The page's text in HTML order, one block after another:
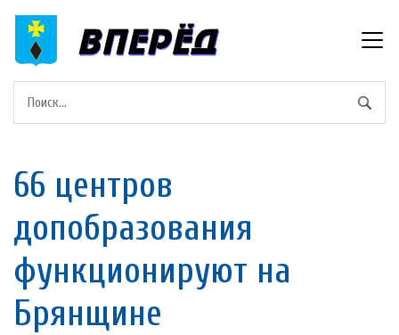
66 центров
допобразования
функционируют на
Брянщине